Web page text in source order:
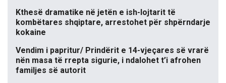
Kthesë dramatike në jetën e ish-lojtarit të
kombëtares shqiptare, arrestohet për shpërndarje
kokaine
Vendim i papritur/ Prindërit e 14-vjeçares së vrarë
nën masa të rrepta sigurie, i ndalohet t’i afrohen
familjes së autorit